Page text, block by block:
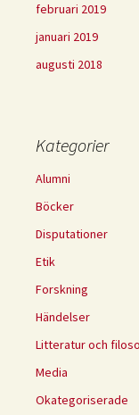
februari 2019
januari 2019
augusti 2018
Kategorier
Alumni
Böcker
Disputationer
Etik
Forskning
Händelser
Litteratur och
Media
Okategoriserade